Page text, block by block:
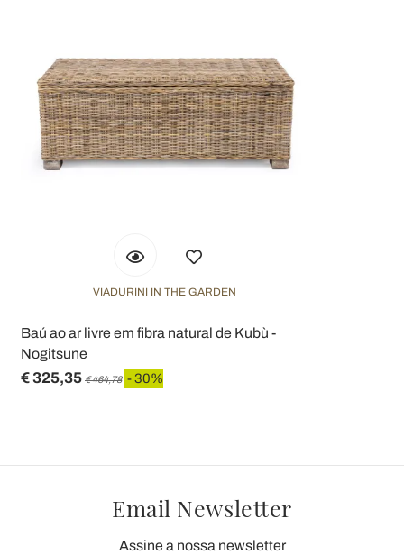
VIADURINI IN THE GARDEN
Baú ao ar livre em fibra natural de Kubù -
Nogitsune
€ 325,35 € 464,78 - 30%
Email Newsletter
Assine a nossa newsletter